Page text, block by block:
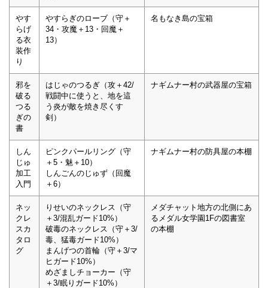
やす
らげ
る衣
装作
り
やすらぎのローブ（守＋
34・攻魔＋13・回魔＋
13）
名もなき島の宝箱
邪を
破る
つる
ぎの
書
はじゃのつるぎ（攻＋42/
戦闘中に使うと、地を這
う炎が敵を焼き尽くす
剣）
ナギムナー村の武器屋の宝箱
しん
じゅ
加工
入門
ピンクパールリング（守
＋5・魅＋10）
しんごんのじゅず（回魔
＋6）
ナギムナー村の防具屋の本棚
ネッ
クレ
スカ
タロ
グ
りせいのネックレス（守
＋3/混乱ガード10%）
破毒のネックレス（守＋3/
毒、猛毒ガード10%）
まんげつの首輪（守＋3/マ
ヒガード10%）
めざましチョーカー（守
＋3/眠りガード10%）
メダチャット地方の北側にあ
るメダル女学園1Fの図書室
の本棚